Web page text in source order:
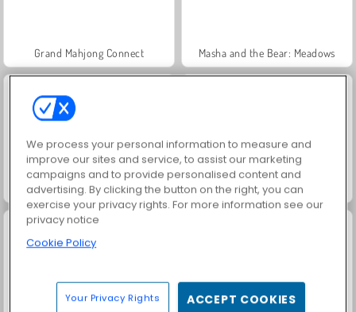
Grand Mahjong Connect Masha and the Bear: Meadows
Scala 40 Trollface Quest: USA 2
We process your personal information to measure and
improve our sites and service, to assist our marketing
campaigns and to provide personalised content and
advertising. By clicking the button on the right, you can
exercise your privacy rights. For more information see our
privacy notice
Cookie Policy
Your Privacy Rights ACCEPT COOKIES